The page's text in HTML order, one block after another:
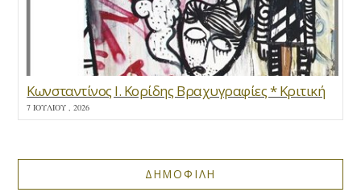
Κωνσταντίνος Ι. Κορίδης Βραχυγραφίες * Κριτική
7 ΙΟΥΛΊΟΥ , 2026
ΔΗΜΟΦΙΛΗ